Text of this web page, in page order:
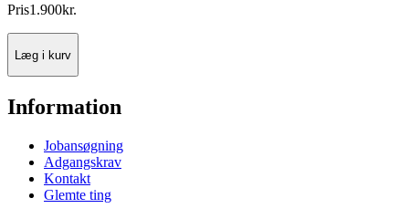
Pris1.900kr.
Læg i kurv
Information
Jobansøgning
Adgangskrav
Kontakt
Glemte ting